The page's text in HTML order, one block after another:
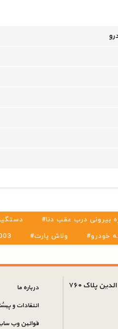
بیرونی درب عقب دنا
خودرو #ولاش پارت
پلاک ۷۶۰
درباره ما
انتقادات و
قوانین وب